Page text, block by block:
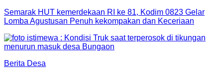
Semarak HUT kemerdekaan RI ke 81, Kodim 0823 Gelar
Lomba Agustusan Penuh kekompakan dan Keceriaan
Berita Desa